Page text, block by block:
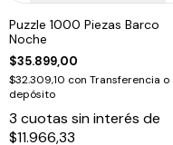
Puzzle 1000 Piezas Barco
Noche
$35.899,00
$32.309,10 con Transferencia o
depósito
3 cuotas sin interés de
$11.966,33